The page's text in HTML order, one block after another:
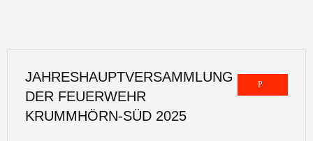
JAHRESHAUPTVERSAMMLUNG
DER FEUERWEHR
KRUMMHÖRN-SÜD 2025